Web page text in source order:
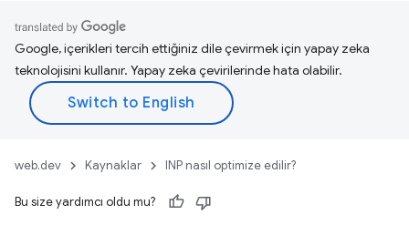
Google, içerikleri tercih ettiğiniz dile çevirmek için yapay zeka
teknolojisini kullanır. Yapay zeka çevirilerinde hata olabilir.
web.dev Kaynaklar INP nasıl optimize edilir?
Bu size yardımcı oldu mu?